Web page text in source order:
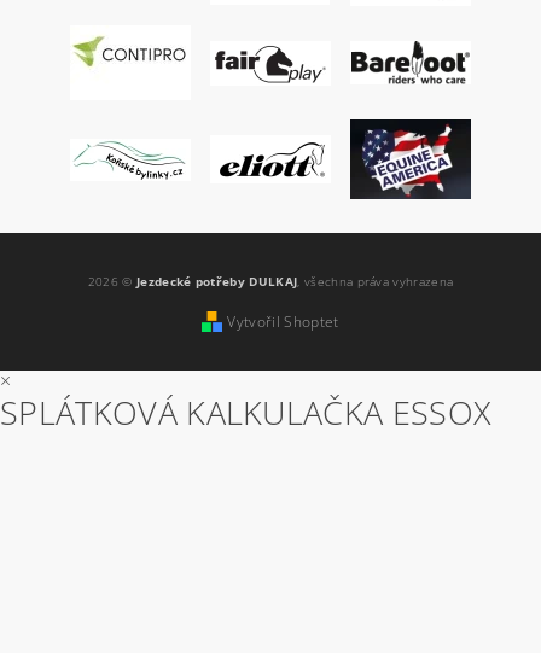
2026 © Jezdecké potřeby DULKAJ, všechna práva vyhrazena
Vytvořil Shoptet
×
SPLÁTKOVÁ KALKULAČKA ESSOX